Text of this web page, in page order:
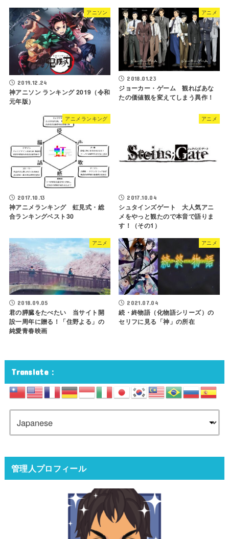
アニソン
2019.12.24
神アニソン ランキング 2019（令和
元年版）
アニメ
2018.01.23
ジョーカー・ゲーム 観ればあな
たの価値観を変えてしまう異作！
アニメランキング
2017.10.13
神アニメランキング 虹見式・総
合ランキングベスト30
アニメ
2017.10.04
シュタインズゲート 大人気アニ
メをやっと観たので本音で語りま
す！（その1）
アニメ
2018.09.05
君の膵臓をたべたい 当サイト開
設一周年に贈る！「住野よる」の
純愛青春映画
アニメ
2021.07.04
続・終物語（化物語シリーズ）の
セリフに見る「神」の所在
Translate：
管理人プロフィール